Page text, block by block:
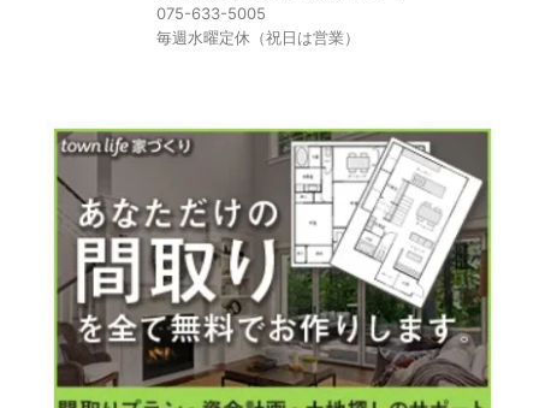
075-633-5005
毎週水曜定休（祝日は営業）